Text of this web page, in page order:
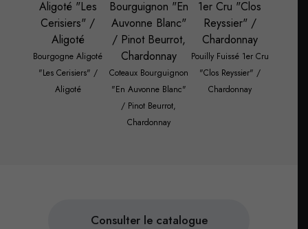
Bourgogne Aligoté
"Les Cerisiers" /
Aligoté
Coteaux Bourguignon
"En Auvonne Blanc"
/ Pinot Beurrot,
Chardonnay
Pouilly Fuissé 1er Cru
"Clos Reyssier" /
Chardonnay
Consulter le catalogue